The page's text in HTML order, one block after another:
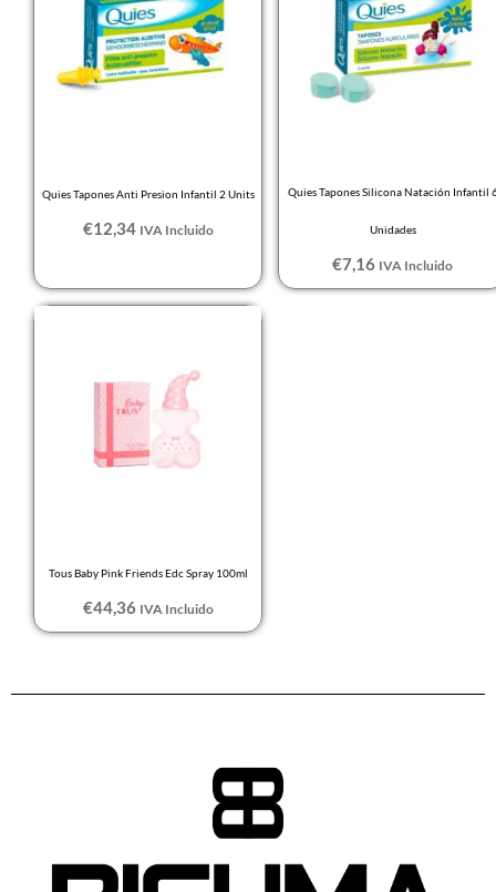
Quies Tapones Anti Presion Infantil 2 Units
€12,34 IVA Incluido
Quies Tapones Silicona Natación Infantil
Unidades
€7,16 IVA Incluido
Tous Baby Pink Friends Edc Spray 100ml
€44,36 IVA Incluido